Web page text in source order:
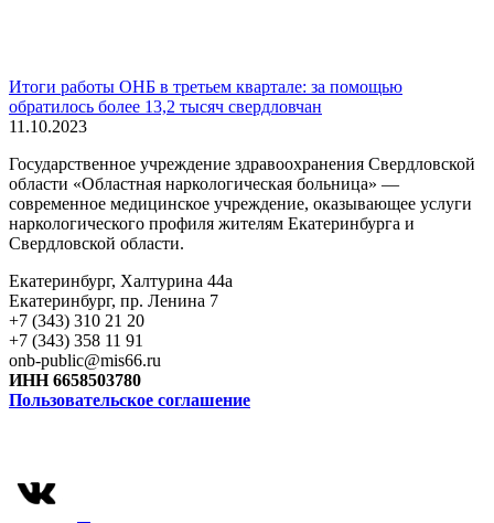
Итоги работы ОНБ в третьем квартале: за помощью
обратилось более 13,2 тысяч свердловчан
11.10.2023
Государственное учреждение здравоохранения Свердловской
области «Областная наркологическая больница» —
современное медицинское учреждение, оказывающее услуги
наркологического профиля жителям Екатеринбурга и
Свердловской области.
Екатеринбург, Халтурина 44а
Екатеринбург, пр. Ленина 7
+7 (343) 310 21 20
+7 (343) 358 11 91
onb-public@mis66.ru
ИНН 6658503780
Пользовательское соглашение